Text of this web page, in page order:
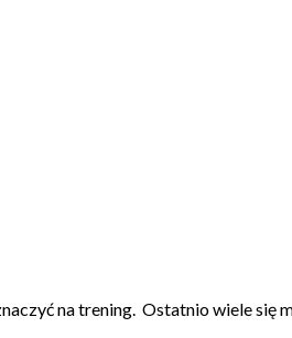
na trening. Ostatnio wiele się